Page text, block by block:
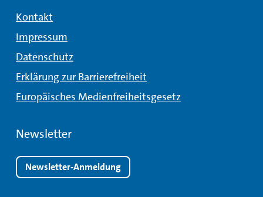
Kontakt
Impressum
Datenschutz
Erklärung zur Barrierefreiheit
Europäisches Medienfreiheitsgesetz
Newsletter
Newsletter-Anmeldung